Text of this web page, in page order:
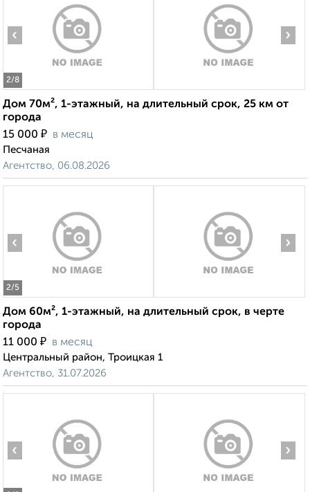
2/8
‹ ›
Дом 70м², 1-этажный, на длительный срок, 25 км от
города
15 000 ₽ в месяц
Песчаная
Агентство, 06.08.2026
2/5
‹ ›
Дом 60м², 1-этажный, на длительный срок, в черте
города
11 000 ₽ в месяц
Центральный район, Троицкая 1
Агентство, 31.07.2026
‹ ›